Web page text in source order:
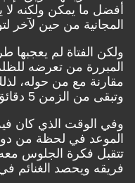
أفضل ما يمكن ولكنه
المجانية من حين لآخر
ولكن الفتاة لم يعجبها
المبررة من تعرضه
مقارنة مع من حوله،
وتبقى من الزمن 5 دقائق فقط.
وفي الوقت الذي كان
الموعد في لحظة من
تتقبل فكرة الجلوس
فريقه ويحصد الغنائم